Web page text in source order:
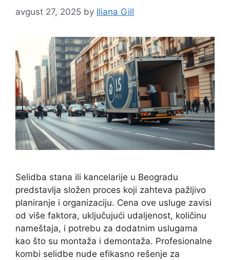
avgust 27, 2025 by Iliana Gill
Selidba stana ili kancelarije u Beogradu
predstavlja složen proces koji zahteva pažljivo
planiranje i organizaciju. Cena ove usluge zavisi
od više faktora, uključujući udaljenost, količinu
nameštaja, i potrebu za dodatnim uslugama
kao što su montaža i demontaža. Profesionalne
kombi selidbe nude efikasno rešenje za